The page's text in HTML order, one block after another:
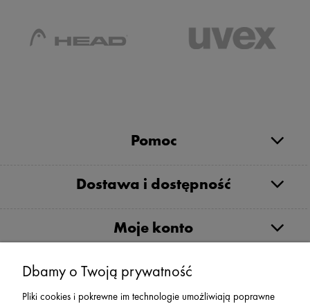
Pomoc
Dostawa i dostępność
Moje konto
Serwis
Dbamy o Twoją prywatność
Pliki cookies i pokrewne im technologie umożliwiają poprawne